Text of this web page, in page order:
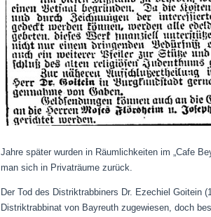
Jahre später wurden in Räumlichkeiten im „Cafe
man sich in Privaträume zurück.
Der Tod des Distriktrabbiners Dr. Ezechiel Goitein
Distriktrabbinat von Bayreuth zugewiesen,doch